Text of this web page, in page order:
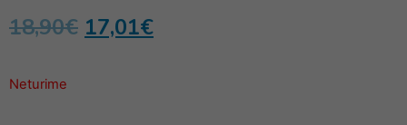
18,90€ 17,01€
Neturime